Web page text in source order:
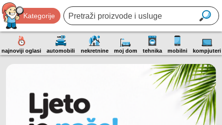
Kategorije
najnoviji oglasi automobili nekretnine moj dom tehnika mobilni kompjuteri